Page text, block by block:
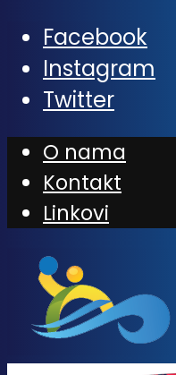
Facebook
Instagram
Twitter
O nama
Kontakt
Linkovi